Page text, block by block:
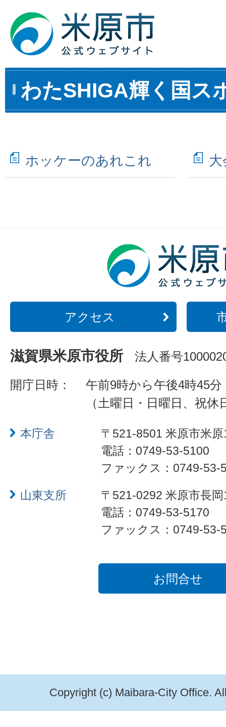
わたSHIGA輝く国ス
ホッケーのあれこれ
アクセス
滋賀県米原市役所 法人番号
開庁日時：
午前9時から午後4時45分
（土曜日・日曜日、祝
本庁舎
〒521-8501 米原市米
電話：0749-53-5100
ファックス：0749-53-
山東支所
〒521-0292 米原市長
電話：0749-53-5170
ファックス：0749-53-
お問合せ
Copyright (c) Maibara-City Office.